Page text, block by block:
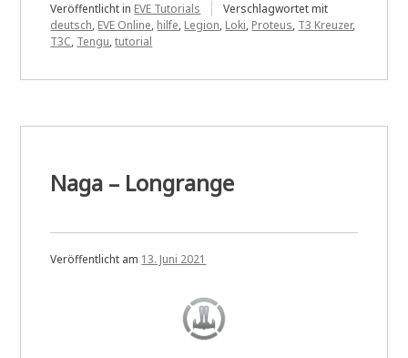
Veröffentlicht in EVE Tutorials
Verschlagwortet mit
deutsch, EVE Online, hilfe, Legion, Loki, Proteus, T3 Kreuzer,
T3C, Tengu,tutorial
Naga – Longrange
Veröffentlicht am 13. Juni 2021